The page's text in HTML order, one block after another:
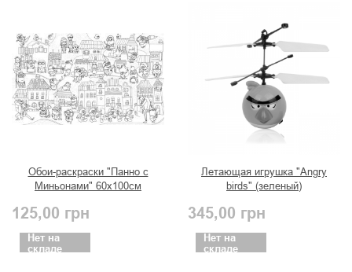
Обои-раскраски "Панно с
Миньонами" 60х100см
125,00 грн
Нет на
складе
Летающая игрушка "Angry
birds" (зеленый)
345,00 грн
Нет на
складе